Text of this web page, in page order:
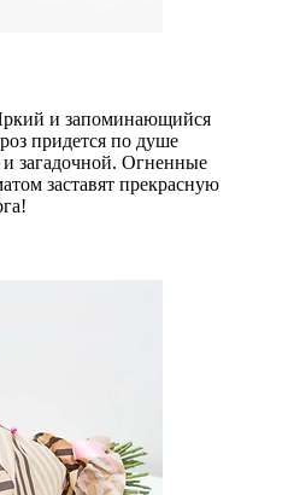
и запоминающийся
придется по душе
загадочной. Огненные
заставят прекрасную